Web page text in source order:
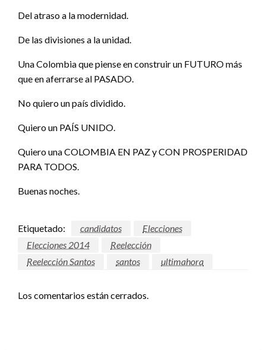
Del atraso a la modernidad.
De las divisiones a la unidad.
Una Colombia que piense en construir un FUTURO más
que en aferrarse al PASADO.
No quiero un país dividido.
Quiero un PAÍS UNIDO.
Quiero una COLOMBIA EN PAZ y CON PROSPERIDAD
PARA TODOS.
Buenas noches.
Etiquetado: candidatos
Elecciones
Elecciones 2014
Reelección
Reelección Santos
santos ultimahora
Los comentarios están cerrados.